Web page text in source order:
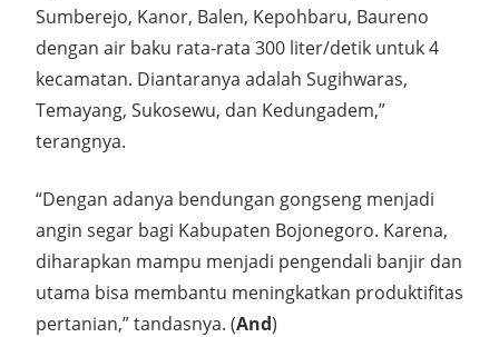
Sumberejo, Kanor, Balen, Kepohbaru, Baureno
dengan air baku rata-rata 300 liter/detik untuk 4
kecamatan. Diantaranya adalah Sugihwaras,
Temayang, Sukosewu, dan Kedungadem,”
terangnya.
“Dengan adanya bendungan gongseng menjadi
angin segar bagi Kabupaten Bojonegoro. Karena,
diharapkan mampu menjadi pengendali banjir dan
utama bisa membantu meningkatkan produktifitas
pertanian,” tandasnya. (And)